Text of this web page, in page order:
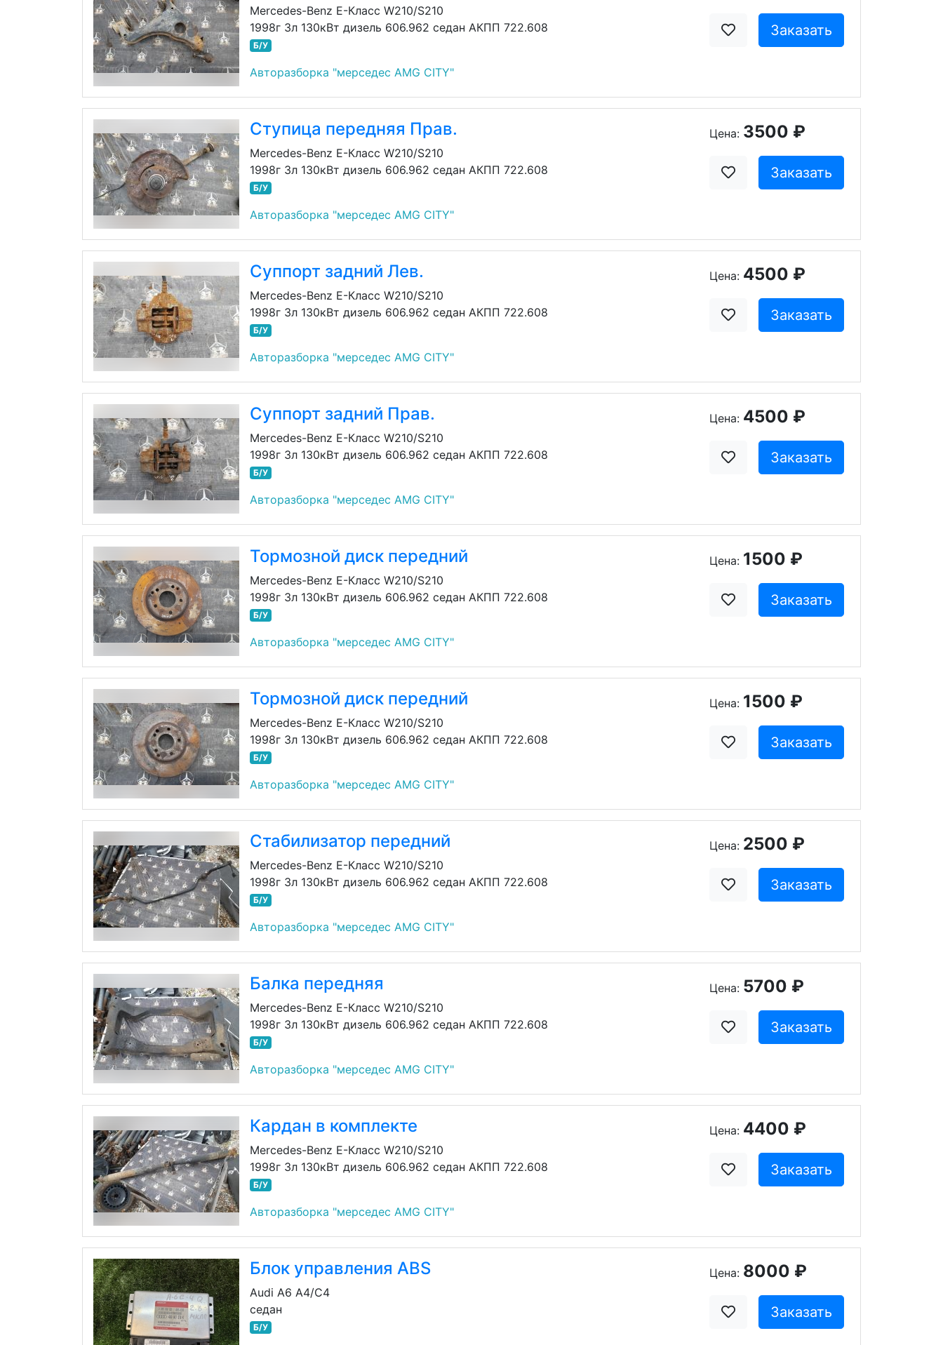
Mercedes-Benz E-Класс W210/S210
1998г 3л 130кВт дизель 606.962 седан АКПП 722.608
Б/У
Авторазборка "мерседес AMG CITY"
Заказать
Ступица передняя Прав.
Mercedes-Benz E-Класс W210/S210
1998г 3л 130кВт дизель 606.962 седан АКПП 722.608
Б/У
Авторазборка "мерседес AMG CITY"
Цена: 3500 ₽
Заказать
Суппорт задний Лев.
Mercedes-Benz E-Класс W210/S210
1998г 3л 130кВт дизель 606.962 седан АКПП 722.608
Б/У
Авторазборка "мерседес AMG CITY"
Цена: 4500 ₽
Заказать
Суппорт задний Прав.
Mercedes-Benz E-Класс W210/S210
1998г 3л 130кВт дизель 606.962 седан АКПП 722.608
Б/У
Авторазборка "мерседес AMG CITY"
Цена: 4500 ₽
Заказать
Тормозной диск передний
Mercedes-Benz E-Класс W210/S210
1998г 3л 130кВт дизель 606.962 седан АКПП 722.608
Б/У
Авторазборка "мерседес AMG CITY"
Цена: 1500 ₽
Заказать
Тормозной диск передний
Mercedes-Benz E-Класс W210/S210
1998г 3л 130кВт дизель 606.962 седан АКПП 722.608
Б/У
Авторазборка "мерседес AMG CITY"
Цена: 1500 ₽
Заказать
Стабилизатор передний
Mercedes-Benz E-Класс W210/S210
1998г 3л 130кВт дизель 606.962 седан АКПП 722.608
Б/У
Авторазборка "мерседес AMG CITY"
Цена: 2500 ₽
Заказать
Балка передняя
Mercedes-Benz E-Класс W210/S210
1998г 3л 130кВт дизель 606.962 седан АКПП 722.608
Б/У
Авторазборка "мерседес AMG CITY"
Цена: 5700 ₽
Заказать
Кардан в комплекте
Mercedes-Benz E-Класс W210/S210
1998г 3л 130кВт дизель 606.962 седан АКПП 722.608
Б/У
Авторазборка "мерседес AMG CITY"
Цена: 4400 ₽
Заказать
Блок управления ABS
Audi A6 A4/C4
седан
Б/У
Цена: 8000 ₽
Заказать